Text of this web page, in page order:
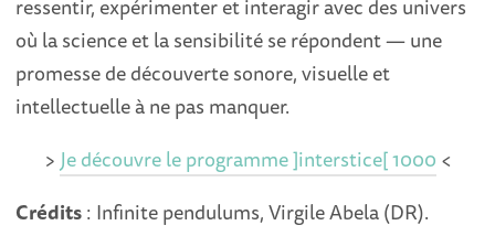
ressentir, expérimenter et interagir avec des univers
où la science et la sensibilité se répondent — une
promesse de découverte sonore, visuelle et
intellectuelle à ne pas manquer.
> Je découvre le programme ]interstice[ 1000 <
Crédits: Infinite pendulums, Virgile Abela (DR).